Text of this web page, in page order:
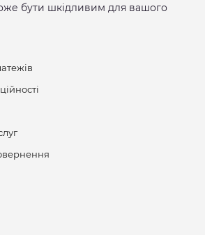
бути шкідливим для вашого